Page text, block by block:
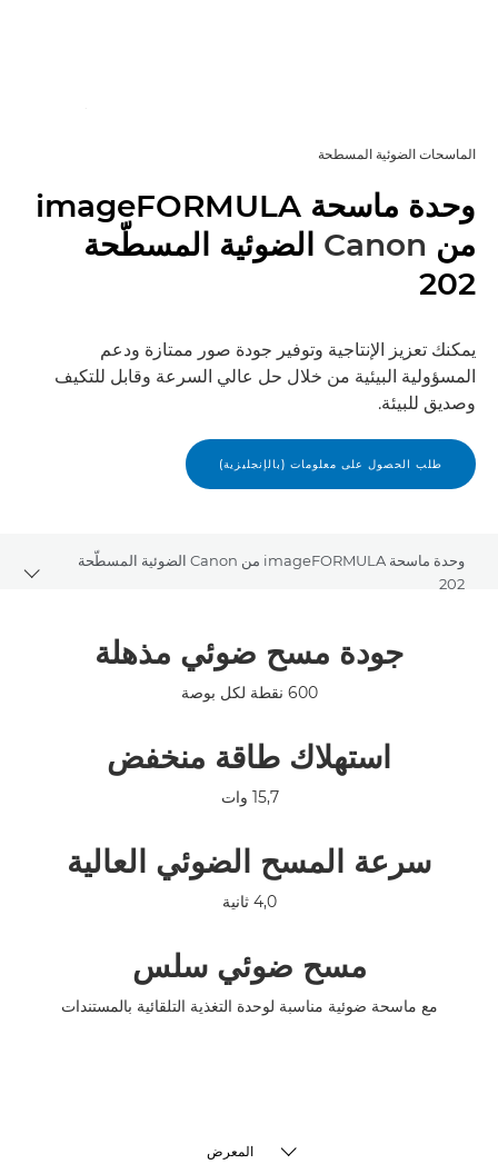
الماسحات الضوئية المسطحة
وحدة ماسحة imageFORMULA
من Canon الضوئية المسطّحة
202
يمكنك تعزيز الإنتاجية وتوفير جودة صور ممتازة ودعم
المسؤولية البيئية من خلال حل عالي السرعة وقابل للتكيف
وصديق للبيئة.
طلب الحصول على معلومات (بالإنجليزية)
وحدة ماسحة imageFORMULA من Canon الضوئية المسطّحة
202
جودة مسح ضوئي مذهلة
600 نقطة لكل بوصة
استهلاك طاقة منخفض
15,7 وات
سرعة المسح الضوئي العالية
4,0 ثانية
مسح ضوئي سلس
مع ماسحة ضوئية مناسبة لوحدة التغذية التلقائية بالمستندات
المعرض